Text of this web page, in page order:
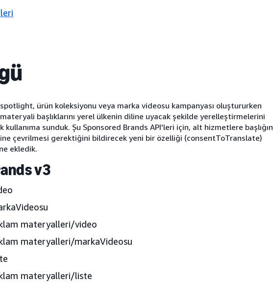
ürün koleksiyonu veya marka videosu kampanyası oluştururken
başlıklarını yerel ülkenin diline uyacak şekilde yerelleştirmelerini
kullanıma sunduk. Şu Sponsored Brands API'leri için, alt hizmetlere başlığın
çevrilmesi gerektiğini bildirecek yeni bir özelliği (consentToTranslate)
ekledik.
v3
materyalleri/video
materyalleri/markaVideosu
materyalleri/liste